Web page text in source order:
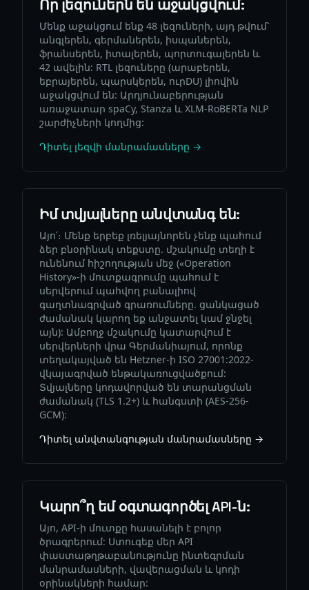
Որ լեզուներն են աջակցվում:
Մենք աջակցում ենք 48 լեզուների, այդ թվում՝
անգլերեն, գերմաներեն, իսպաներեն,
ֆրանսերեն, իտալերեն, պորտուգալերեն և
42 ավելին: RTL լեզուները (արաբերեն,
եբրայերեն, պարսկերեն, ուրDU) լիովին
աջակցվում են: Արդյունաբերության
առաջատար spaCy, Stanza և XLM-RoBERTa NLP
շարժիչների կողմից:
Դիտել լեզվի մանրամասները →
Իմ տվյալները անվտանգ են:
Այո՛։ Մենք երբեք լռելյայնորեն չենք պահում
ձեր բնօրինակ տեքստը. մշակումը տեղի է
ունենում հիշողության մեջ («Operation
History»-ի մուտքագրումը պահում է
սերվերում պահվող բանալիով
գաղտնագրված գրառումները. ցանկացած
ժամանակ կարող եք անջատել կամ ջնջել
այն): Ամբողջ մշակումը կատարվում է
սերվերների վրա Գերմանիայում, որոնք
տեղակայված են Hetzner-ի ISO 27001:2022-
վկայագրված ենթակառուցվածքում:
Տվյալները կոդավորված են տարանցման
ժամանակ (TLS 1.2+) և հանգստի (AES-256-
GCM):
Դիտել անվտանգության մանրամասները →
Կարո՞ղ եմ օգտագործել API-ն:
Այո, API-ի մուտքը հասանելի է բոլոր
ծրագրերում: Ստուգեք մեր API
փաստաթղթաբանությունը ինտեգրման
մանրամասների, վավերացման և կոդի
օրինակների համար: